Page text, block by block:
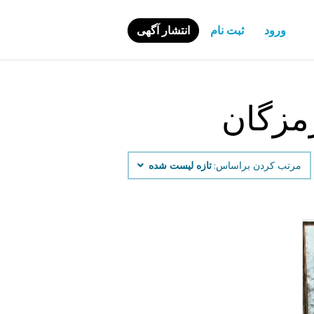
ورود ثبت نام انتشار آگهی
مرتب کردن براساس: تازه لیست شده